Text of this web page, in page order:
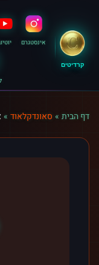
קרדיטים
אינסטגרם
דף הבית » סאונדקלאוד »